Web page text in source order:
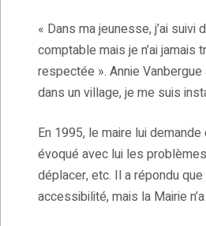
« Dans ma jeunesse, j’ai
comptable mais je n’ai jamais
respectée ». Annie
dans un village, je me suis
En 1995, le maire lui
évoqué avec lui les
déplacer, etc. Il a répondu
accessibilité, mais la Mairie